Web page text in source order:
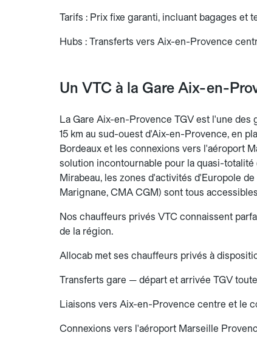
Tarifs : Prix fixe garanti, incluant bagages et
Hubs : Transferts vers Aix-en-Provence
Un VTC à la Gare Aix-en-
La Gare Aix-en-Provence TGV est l'une
15 km au sud-ouest d'Aix-en-Provence, en
Bordeaux et les connexions vers l'aéroport
solution incontournable pour la quasi-
Mirabeau, les zones d'activités d'Europole
Marignane, CMA CGM) sont tous
Nos chauffeurs privés VTC connaissent
de la région.
Allocab met ses chauffeurs privés à
Transferts gare — départ et arrivée TGV
Liaisons vers Aix-en-Provence centre et le
Connexions vers l'aéroport Marseille